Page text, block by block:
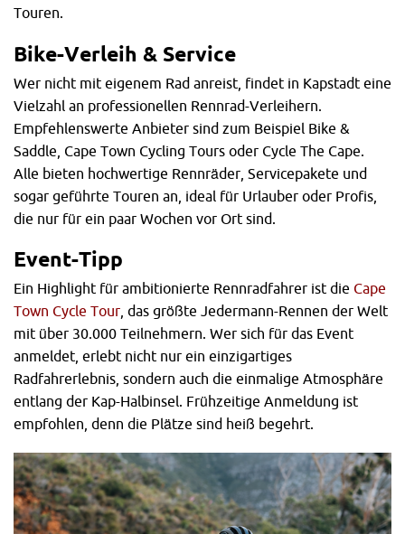
Touren.
Bike-Verleih & Service
Wer nicht mit eigenem Rad anreist, findet in Kapstadt eine
Vielzahl an professionellen Rennrad-Verleihern.
Empfehlenswerte Anbieter sind zum Beispiel Bike &
Saddle, Cape Town Cycling Tours oder Cycle The Cape.
Alle bieten hochwertige Rennräder, Servicepakete und
sogar geführte Touren an, ideal für Urlauber oder Profis,
die nur für ein paar Wochen vor Ort sind.
Event-Tipp
Ein Highlight für ambitionierte Rennradfahrer ist die Cape
Town Cycle Tour , das größte Jedermann-Rennen der Welt
mit über 30.000 Teilnehmern. Wer sich für das Event
anmeldet, erlebt nicht nur ein einzigartiges
Radfahrerlebnis, sondern auch die einmalige Atmosphäre
entlang der Kap-Halbinsel. Frühzeitige Anmeldung ist
empfohlen, denn die Plätze sind heiß begehrt.